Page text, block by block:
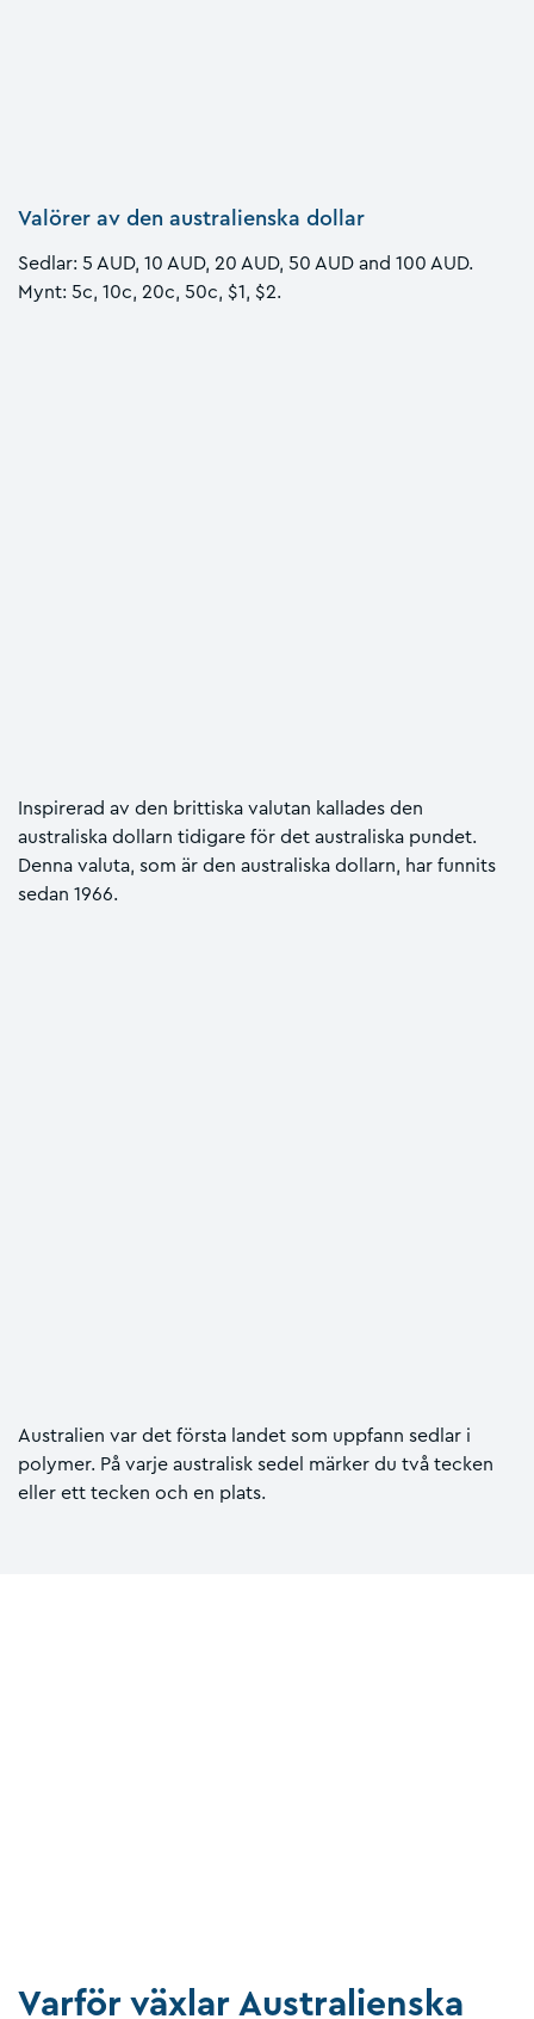
Valörer av den australienska dollar
Sedlar: 5 AUD, 10 AUD, 20 AUD, 50 AUD and 100 AUD.
Mynt: 5c, 10c, 20c, 50c, $1, $2.
Inspirerad av den brittiska valutan kallades den
australiska dollarn tidigare för det australiska pundet.
Denna valuta, som är den australiska dollarn, har funnits
sedan 1966.
Australien var det första landet som uppfann sedlar i
polymer. På varje australisk sedel märker du två tecken
eller ett tecken och en plats.
Varför växlar Australienska